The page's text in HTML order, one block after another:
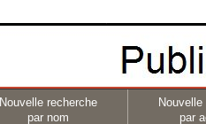
Nouvelle recherche
par nom
par